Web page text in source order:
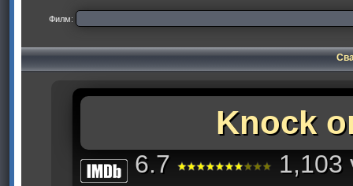
Филм:
Knock
6.7
1,103